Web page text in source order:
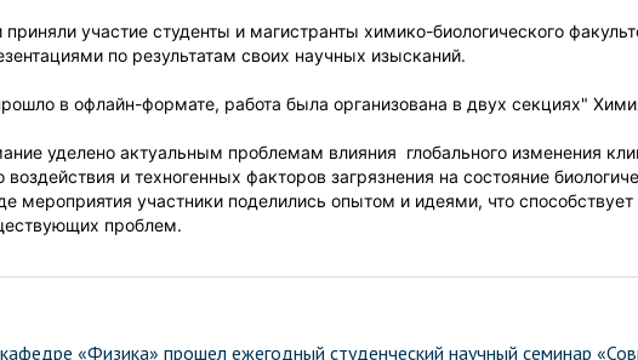
участие студенты и магистранты химико-биологического
по результатам своих научных изысканий.
в офлайн-формате, работа была организована в двух секциях"
уделено актуальным проблемам влияния глобального изменения
воздействия и техногенных факторов загрязнения на состояние
мероприятия участники поделились опытом и идеями, что способствует
проблем.
«Физика» прошел ежегодный студенческий научный семинар